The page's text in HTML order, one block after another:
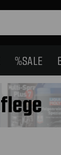
%SALE